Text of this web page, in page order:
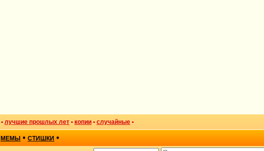
• лучшие прошлых лет • копии • случайные •
МЕМЫ • СТИШКИ •